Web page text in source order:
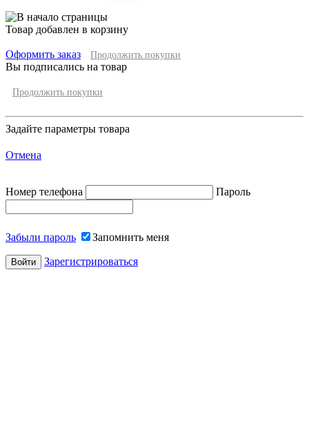
Товар добавлен в корзину
Оформить заказ Продолжить покупки
Вы подписались на товар
Продолжить покупки
Задайте параметры товара
Отмена
Номер телефона Пароль
Забыли пароль Запомнить меня
Зарегистрироваться